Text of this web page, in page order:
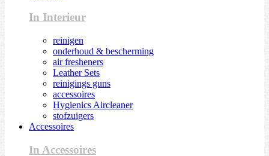
In Interieur
reinigen
onderhoud & bescherming
air fresheners
Leather Sets
reinigings guns
accessoires
Hygienics Aircleaner
stofzuigers
Accessoires
In Accessoires